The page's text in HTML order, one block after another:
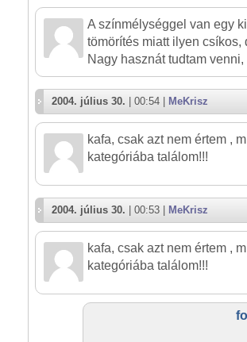
A színmélységgel van egy
tömörítés miatt ilyen csíkos,
Nagy hasznát tudtam
2004. július 30. | 00:54 | MeKrisz
kafa, csak azt nem értem ,
kategóriába találom!!!
2004. július 30. | 00:53 | MeKrisz
kafa, csak azt nem értem ,
kategóriába találom!!!